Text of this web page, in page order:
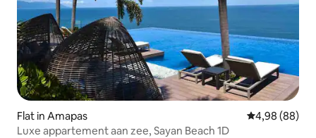
Flat in Amapas Gemiddelde
4,98 (88)
Luxe appartement aan zee, Sayan Beach 1D